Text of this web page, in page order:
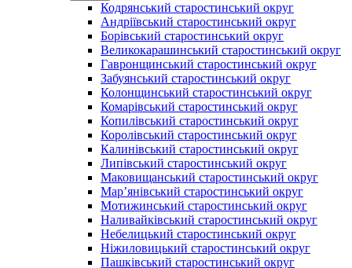
Кодрянський старостинський округ
Андріївський старостинський округ
Борівський старостинський округ
Великокарашинський старостинський округ
Гавронщинський старостинський округ
Забуянський старостинський округ
Колонщинський старостинський округ
Комарівський старостинський округ
Копилівський старостинський округ
Королівський старостинський округ
Калинівський старостинський округ
Липівський старостинський округ
Маковищанський старостинський округ
Мар’янівський старостинський округ
Мотижинський старостинський округ
Наливайківський старостинський округ
Небелицький старостинський округ
Ніжиловицький старостинський округ
Пашківський старостинський округ